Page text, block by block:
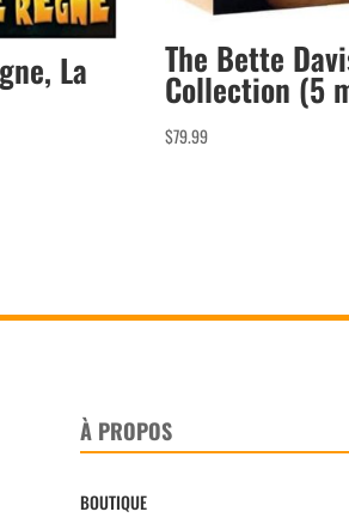
La The Bette
Collection (5
$79.99
À PROPOS
BOUTIQUE